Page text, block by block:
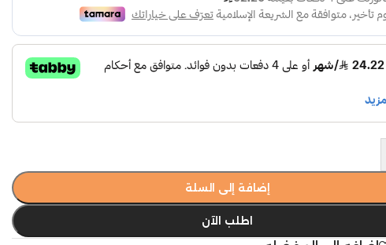
إضافة إلى السلة
اطلب الآن